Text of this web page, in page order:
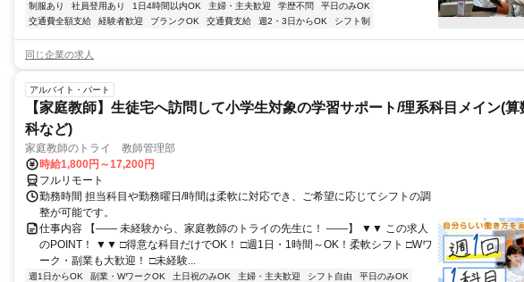
制服あり 社員登用あり 1日4時間以内OK 主婦・主夫歓迎 学歴不問
平日のみOK
交通費全額支給
経験者歓迎 ブランクOK 交通費支給 週2・3日からOK シフト制
同じ企業の求人
アルバイト・パート
【家庭教師】生徒宅へ訪問して小学生対象の学習サポート/理系科目メイン(算
科など)
家庭教師のトライ 教師管理部
時給1,800円～17,200円
フルリモート
勤務時間 担当科目や勤務曜日/時間は柔軟に対応でき、ご希望に応じてシフトの調
整が可能です。
仕事内容 【―― 未経験から、家庭教師のトライの先生に！ ――】 ▼▼ この求人
のPOINT！ ▼▼ □得意な科目だけでOK！ □週1日・1時間～OK！柔軟シフト □Wワ
ーク・副業も大歓迎！ □未経験...
週1日からOK 副業・WワークOK 土日祝のみOK 主婦・主夫歓迎 シフト自由
平日のみOK